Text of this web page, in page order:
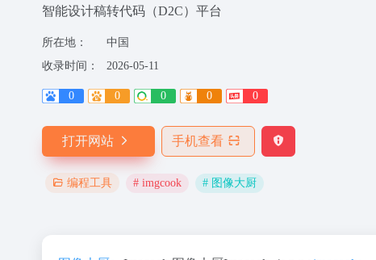
智能设计稿转代码（D2C）平台
所在地：
中国
收录时间：
2026-05-11
0 0 0 0 0
打开网站 手机查看
编程工具 # imgcook # 图像大厨